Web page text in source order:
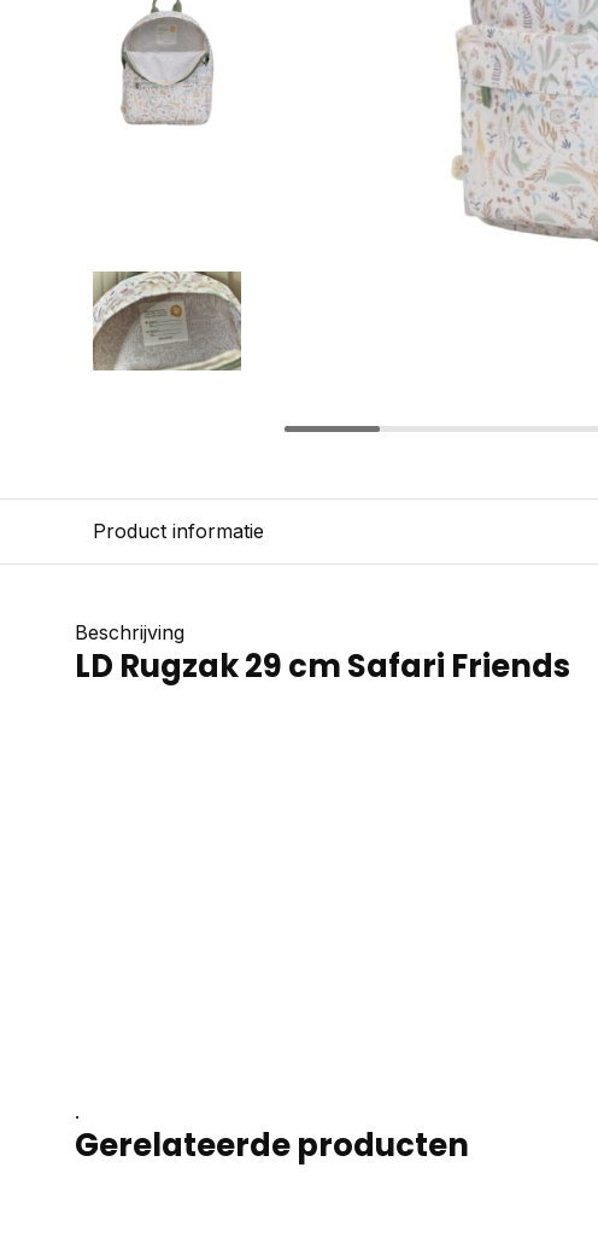
Product informatie
Beschrijving
LD Rugzak 29 cm Safari Friends
.
Gerelateerde producten